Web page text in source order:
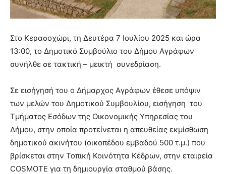
Στο Κερασοχώρι, τη Δευτέρα 7 Ιουλίου 2025 και ώρα
13:00, το Δημοτικό Συμβούλιο του Δήμου Αγράφων
συνήλθε σε τακτική – μεικτή συνεδρίαση.
Σε εισήγησή του ο Δήμαρχος Αγράφων έθεσε υπόψιν
των μελών του Δημοτικού Συμβουλίου, εισήγηση του
Τμήματος Εσόδων της Οικονομικής Υπηρεσίας του
Δήμου, στην οποία προτείνεται η απευθείας εκμίσθωση
δημοτικού ακινήτου (οικοπέδου εμβαδού 500 τ.μ.) που
βρίσκεται στην Τοπική Κοινότητα Κέδρων, στην εταιρεία
COSMOTE για τη δημιουργία σταθμού βάσης.